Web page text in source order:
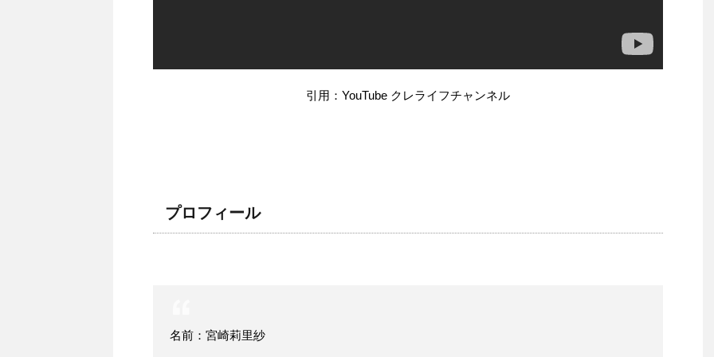
引用：YouTube クレライフチャンネル
プロフィール
名前：宮崎莉里紗